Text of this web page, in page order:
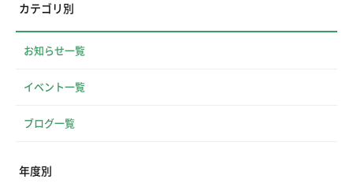
カテゴリ別
お知らせ一覧
イベント一覧
ブログ一覧
年度別